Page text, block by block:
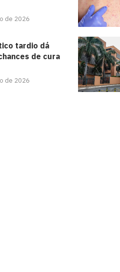
de 2026
tardio dá
de cura
de 2026